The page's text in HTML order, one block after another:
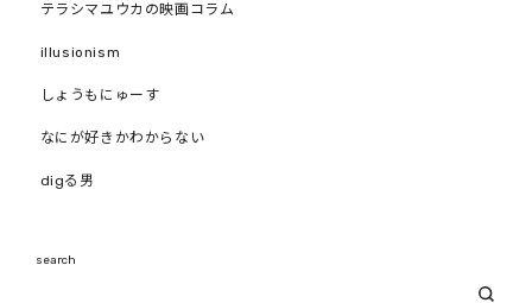
テラシマユウカの映画コラム
illusionism
しょうもにゅーす
なにが好きかわからない
digる男
search